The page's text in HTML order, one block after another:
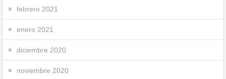
febrero 2021
enero 2021
diciembre 2020
noviembre 2020